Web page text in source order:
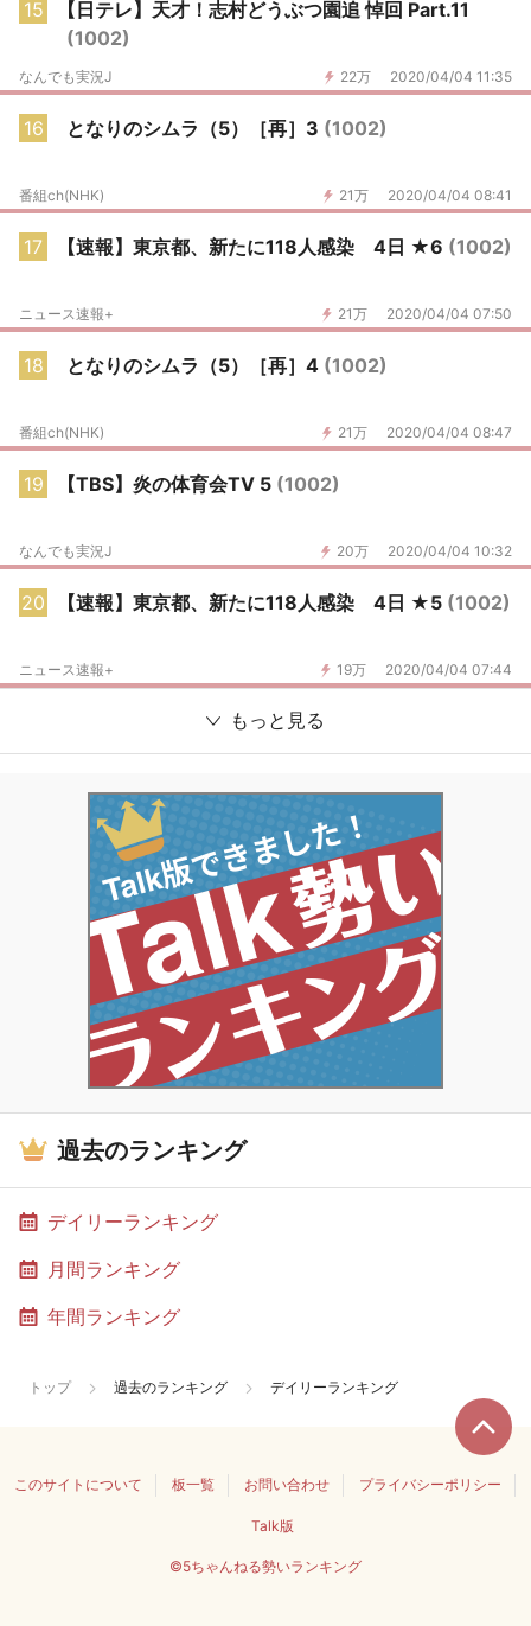
15
【日テレ】天才！志村どうぶつ園追 悼回 Part.11
(1002)
22万 2020/04/04 11:35
なんでも実況J
16 となりのシムラ（5）［再］3 (1002)
21万 2020/04/04 08:41
番組ch(NHK)
17 【速報】東京都、新たに118人感染 4日 ★6 (1002)
21万 2020/04/04 07:50
ニュース速報+
18 となりのシムラ（5）［再］4 (1002)
21万 2020/04/04 08:47
番組ch(NHK)
19 【TBS】炎の体育会TV 5 (1002)
20万 2020/04/04 10:32
なんでも実況J
20 【速報】東京都、新たに118人感染 4日 ★5 (1002)
19万 2020/04/04 07:44
ニュース速報+
もっと見る
過去のランキング
デイリーランキング
月間ランキング
年間ランキング
トップ 過去のランキング デイリーランキング
このサイトについて 板一覧 お問い合わせ プライバシーポリシー
Talk版
©5ちゃんねる勢いランキング